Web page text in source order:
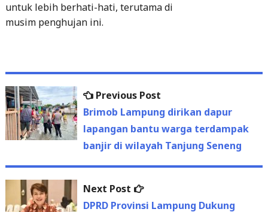
untuk lebih berhati-hati, terutama di
musim penghujan ini.
Post
navigation
Previous Post
post:
Brimob Lampung dirikan dapur
lapangan bantu warga terdampak
banjir di wilayah Tanjung Seneng
Next Post
Next
post:
DPRD Provinsi Lampung Dukung